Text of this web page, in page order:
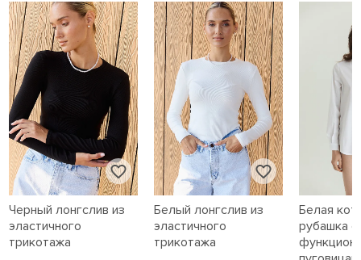
Черный лонгслив из
эластичного
трикотажа
Белый лонгслив из
эластичного
трикотажа
Белая
рубашка с